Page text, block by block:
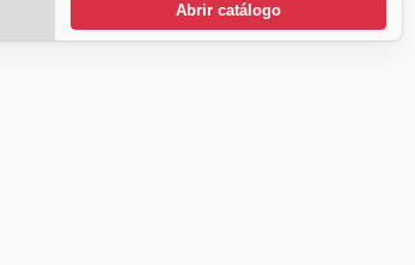
Abrir catálogo